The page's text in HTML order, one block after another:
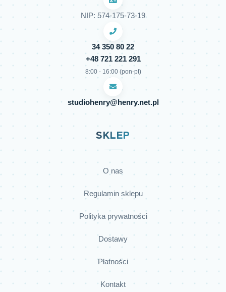
NIP: 574-175-73-19
34 350 80 22
+48 721 221 291
8:00 - 16:00 (pon-pt)
studiohenry@henry.net.pl
SKLEP
O nas
Regulamin sklepu
Polityka prywatności
Dostawy
Płatności
Kontakt